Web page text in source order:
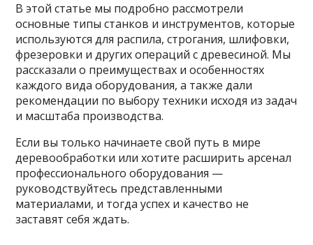
В этой статье мы подробно рассмотрели
основные типы станков и инструментов, которые
используются для распила, строгания, шлифовки,
фрезеровки и других операций с древесиной. Мы
рассказали о преимуществах и особенностях
каждого вида оборудования, а также дали
рекомендации по выбору техники исходя из задач
и масштаба производства.
Если вы только начинаете свой путь в мире
деревообработки или хотите расширить арсенал
профессионального оборудования —
руководствуйтесь представленными
материалами, и тогда успех и качество не
заставят себя ждать.